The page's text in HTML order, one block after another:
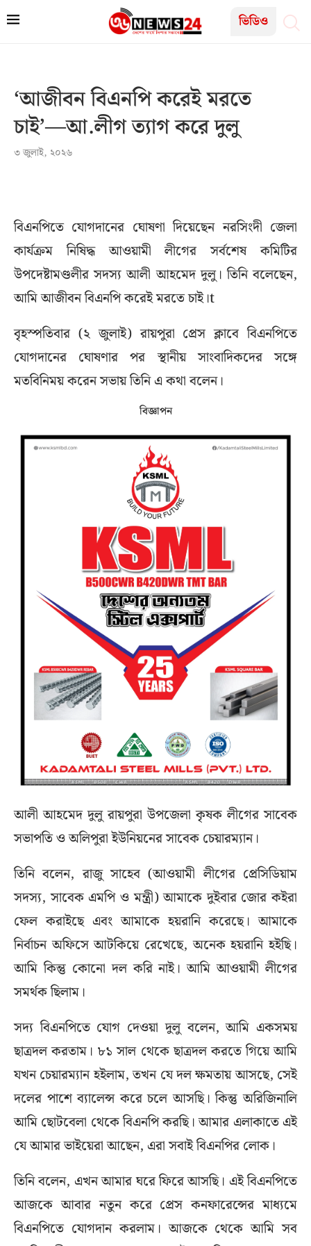
ভিডিও
‘আজীবন বিএনপি করেই মরতে
চাই’—আ.লীগ ত্যাগ করে দুলু
৩ জুলাই, ২০২৬
বিএনপিতে যোগদানের ঘোষণা দিয়েছেন নরসিংদী জেলা
কার্যক্রম নিষিদ্ধ আওয়ামী লীগের সর্বশেষ কমিটির
উপদেষ্টামণ্ডলীর সদস্য আলী আহমেদ দুলু। তিনি বলেছেন,
আমি আজীবন বিএনপি করেই মরতে চাই।t
বৃহস্পতিবার (২ জুলাই) রায়পুরা প্রেস ক্লাবে বিএনপিতে
যোগদানের ঘোষণার পর স্থানীয় সাংবাদিকদের সঙ্গে
মতবিনিময় করেন সভায় তিনি এ কথা বলেন।
বিজ্ঞাপন
আলী আহমেদ দুলু রায়পুরা উপজেলা কৃষক লীগের সাবেক
সভাপতি ও অলিপুরা ইউনিয়নের সাবেক চেয়ারম্যান।
তিনি বলেন, রাজু সাহেব (আওয়ামী লীগের প্রেসিডিয়াম
সদস্য, সাবেক এমপি ও মন্ত্রী) আমাকে দুইবার জোর কইরা
ফেল করাইছে এবং আমাকে হয়রানি করেছে। আমাকে
নির্বাচন অফিসে আটকিয়ে রেখেছে, অনেক হয়রানি হইছি।
আমি কিন্তু কোনো দল করি নাই। আমি আওয়ামী লীগের
সমর্থক ছিলাম।
সদ্য বিএনপিতে যোগ দেওয়া দুলু বলেন, আমি একসময়
ছাত্রদল করতাম। ৮১ সাল থেকে ছাত্রদল করতে গিয়ে আমি
যখন চেয়ারম্যান হইলাম, তখন যে দল ক্ষমতায় আসছে, সেই
দলের পাশে ব্যালেন্স করে চলে আসছি। কিন্তু অরিজিনালি
আমি ছোটবেলা থেকে বিএনপি করছি। আমার এলাকাতে এই
যে আমার ভাইয়েরা আছেন, এরা সবাই বিএনপির লোক।
তিনি বলেন, এখন আমার ঘরে ফিরে আসছি। এই বিএনপিতে
আজকে আবার নতুন করে প্রেস কনফারেন্সের মাধ্যমে
বিএনপিতে যোগদান করলাম। আজকে থেকে আমি সব